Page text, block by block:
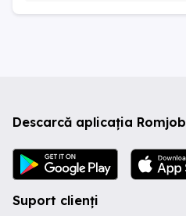
Descarcă aplicația Romjob
Suport clienți